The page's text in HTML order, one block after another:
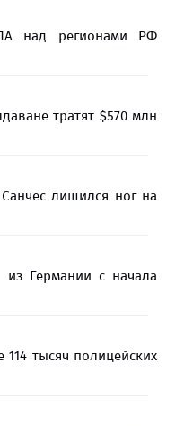
над регионами РФ
тратят $570 млн
лишился ног на
Германии с начала
тысяч полицейских